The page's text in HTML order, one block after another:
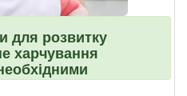
для розвитку
харчування